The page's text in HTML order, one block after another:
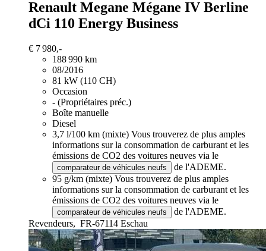
Renault Megane Mégane IV Berline
dCi 110 Energy Business
€ 7 980,-
188 990 km
08/2016
81 kW (110 CH)
Occasion
- (Propriétaires préc.)
Boîte manuelle
Diesel
3,7 l/100 km (mixte) Vous trouverez de plus amples
informations sur la consommation de carburant et les
émissions de CO2 des voitures neuves via le
comparateur de véhicules neufs
de l'ADEME.
95 g/km (mixte) Vous trouverez de plus amples
informations sur la consommation de carburant et les
émissions de CO2 des voitures neuves via le
comparateur de véhicules neufs
de l'ADEME.
Revendeurs, FR-67114 Eschau